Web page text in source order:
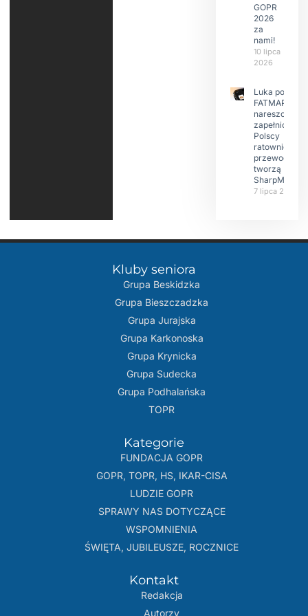
GOPR
2026
za
nami!
10 lipca
2026
Luka po
FATMAP-ie
nareszcie
zapełniona?
Polscy
ratownicy i
przewodnicy
tworzą
SharpMap
7 lipca 2026
Kluby seniora
Grupa Beskidzka​
Grupa Bieszczadzka
Grupa Jurajska
Grupa Karkonoska
Grupa Krynicka
Grupa Sudecka
Grupa Podhalańska
TOPR
Kategorie
FUNDACJA GOPR
GOPR, TOPR, HS, IKAR-CISA
LUDZIE GOPR
SPRAWY NAS DOTYCZĄCE
WSPOMNIENIA
ŚWIĘTA, JUBILEUSZE, ROCZNICE
Kontakt
Redakcja
Autorzy